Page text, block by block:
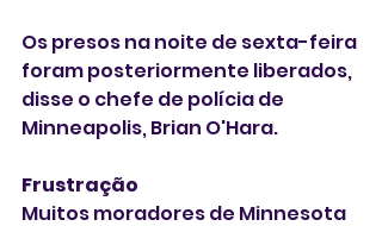
Os presos na noite de sexta-feira
foram posteriormente liberados,
disse o chefe de polícia de
Minneapolis, Brian O'Hara.
Frustração
Muitos moradores de Minnesota